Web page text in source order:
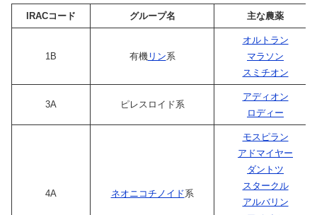
IRACコード グループ名 主な農薬
1B 有機リン系
オルトラン
マラソン
スミチオン
3A ピレスロイド系
アディオン
ロディー
4A ネオニコチノイド系
モスピラン
アドマイヤー
ダントツ
スタークル
アルバリン